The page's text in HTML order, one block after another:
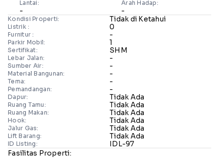
Lantai:
-
Arah Hadap:
-
Kondisi Properti: Tidak di Ketahui
Listrik : 0
Furnitur : -
Parkir Mobil: 1
Sertifikat: SHM
Lebar Jalan: -
Sumber Air: -
Material Bangunan: -
Tema: -
Pemandangan: -
Dapur: Tidak Ada
Ruang Tamu: Tidak Ada
Ruang Makan: Tidak Ada
Hook: Tidak Ada
Jalur Gas: Tidak Ada
Lift Barang: Tidak Ada
ID Listing:
IDL-97
Fasilitas Properti: